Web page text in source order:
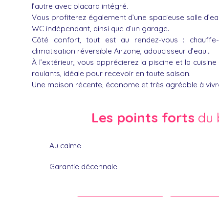
l’autre avec placard intégré.
Vous profiterez également d’une spacieuse salle
WC indépendant, ainsi que d’un garage.
Côté confort, tout est au rendez-vous : chauffe-
climatisation réversible Airzone, adoucisseur d’eau…
À l’extérieur, vous apprécierez la piscine et la
roulants, idéale pour recevoir en toute saison.
Une maison récente, économe et très agréable à
Les points forts du
Au calme
Garantie décennale